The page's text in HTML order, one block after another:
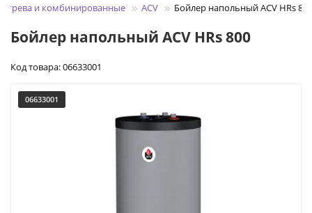
и комбинированные ACV Бойлер напольный ACV HRs 800
Бойлер напольный ACV HRs 800
Код товара: 06633001
06633001